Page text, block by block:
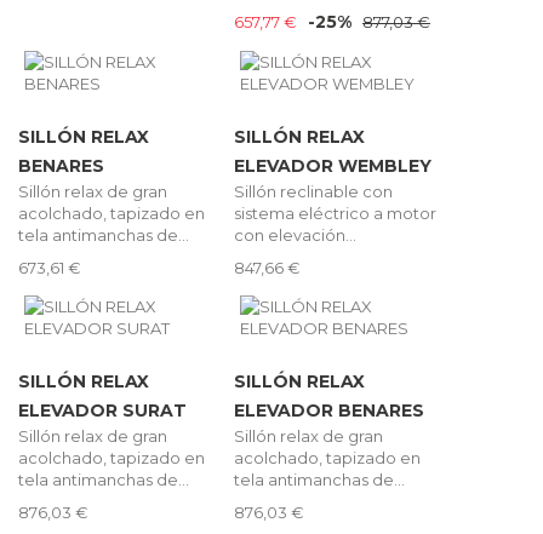
657,77 €
-25% 877,03 €
SILLÓN RELAX
BENARES
Sillón relax de gran
acolchado, tapizado en
tela antimanchas de...
673,61 €
SILLÓN RELAX
ELEVADOR WEMBLEY
Sillón reclinable con
sistema eléctrico a motor
con elevación...
847,66 €
SILLÓN RELAX
ELEVADOR SURAT
Sillón relax de gran
acolchado, tapizado en
tela antimanchas de...
876,03 €
SILLÓN RELAX
ELEVADOR BENARES
Sillón relax de gran
acolchado, tapizado en
tela antimanchas de...
876,03 €